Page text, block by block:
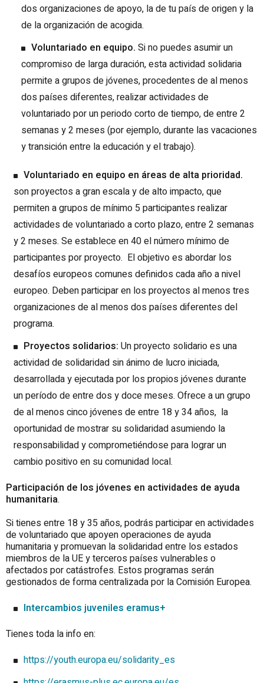
dos organizaciones de apoyo, la de tu país de origen y la
de la organización de acogida.
Voluntariado en equipo. Si no puedes asumir un
compromiso de larga duración, esta actividad solidaria
permite a grupos de jóvenes, procedentes de al menos
dos países diferentes, realizar actividades de
voluntariado por un periodo corto de tiempo, de entre 2
semanas y 2 meses (por ejemplo, durante las vacaciones
y transición entre la educación y el trabajo).
Voluntariado en equipo en áreas de alta prioridad.
son proyectos a gran escala y de alto impacto, que
permiten a grupos de mínimo 5 participantes realizar
actividades de voluntariado a corto plazo, entre 2 semanas
y 2 meses. Se establece en 40 el número mínimo de
participantes por proyecto. El objetivo es abordar los
desafíos europeos comunes definidos cada año a nivel
europeo. Deben participar en los proyectos al menos tres
organizaciones de al menos dos países diferentes del
programa.
Proyectos solidarios: Un proyecto solidario es una
actividad de solidaridad sin ánimo de lucro iniciada,
desarrollada y ejecutada por los propios jóvenes durante
un período de entre dos y doce meses. Ofrece a un grupo
de al menos cinco jóvenes de entre 18 y 34 años, la
oportunidad de mostrar su solidaridad asumiendo la
responsabilidad y comprometiéndose para lograr un
cambio positivo en su comunidad local.
Participación de los jóvenes en actividades de ayuda
humanitaria.
Si tienes entre 18 y 35 años, podrás participar en actividades
de voluntariado que apoyen operaciones de ayuda
humanitaria y promuevan la solidaridad entre los estados
miembros de la UE y terceros países vulnerables o
afectados por catástrofes. Estos programas serán
gestionados de forma centralizada por la Comisión Europea.
Intercambios juveniles eramus+
Tienes toda la info en:
https://youth.europa.eu/solidarity_es